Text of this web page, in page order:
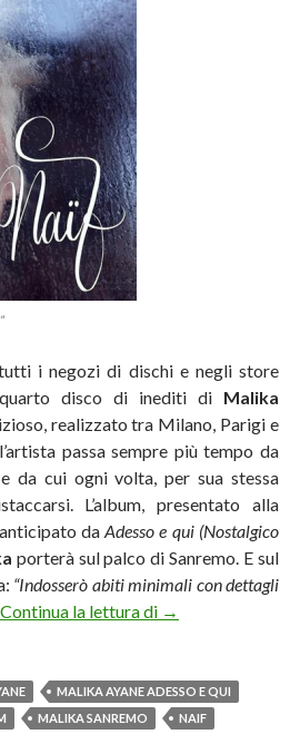
i negozi di dischi e negli store
disco di inediti di Malika
realizzato tra Milano, Parigi e
passa sempre più tempo da
da cui ogni volta, per sua stessa
L’album, presentato alla
daAdesso e qui (Nostalgico
porterà sul palco di Sanremo. E sul
“Indosserò abiti minimali con dettagli
Continua la lettura di Malika Ayane
→
MALIKA AYANE ADESSO E QUI
MALIKA SANREMO
NAIF